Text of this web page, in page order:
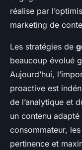
réalise par
marketing de
Les stratégies de
beaucoup évolué
Aujourd’hui,
proactive est
de l’analytique et
un contenu
consommateur,
pertinence et